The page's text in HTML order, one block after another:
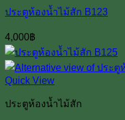
ประตูห้องน้ำไม้สัก B123
4,000฿
Quick View
ประตูห้องน้ำไม้สัก